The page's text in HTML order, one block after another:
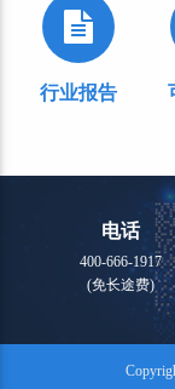
行业报告
电话
400-666-1917
(免长途费)